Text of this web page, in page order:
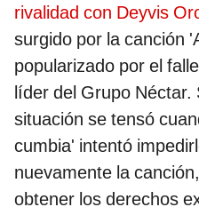
rivalidad con Deyvis
surgido por la canción
popularizado por el
líder del Grupo Néctar.
situación se tensó
cumbia' intentó
nuevamente la
obtener los derechos